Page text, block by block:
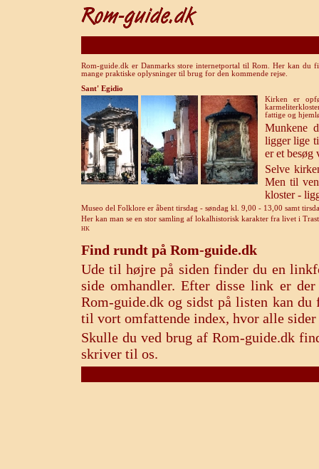
Rom-guide.dk er Danmarks store internetportal til Rom. Her kan du
mange praktiske oplysninger til brug for den kommende rejse.
Sant' Egidio
Kirken er
fattige og
Munkene
ligger lige
er et besøg
Selve
Men til
kloster -
Museo del Folklore er åbent tirsdag - søndag kl. 9,00 - 13,00 samt
Her kan man se en stor samling af lokalhistorisk karakter fra livet i
HK
Find rundt på Rom-guide.dk
Ude til højre på siden finder du en
side omhandler. Efter disse link er
Rom-guide.dk og sidst på listen kan
til vort omfattende index, hvor alle
Skulle du ved brug af Rom-guide.dk
skriver til os.